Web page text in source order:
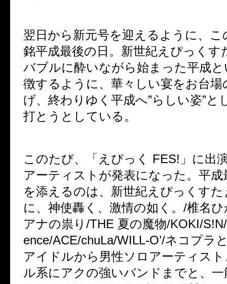
翌日から新元号を迎えるように、こ
銘平成最後の日。新世紀えぴっくす
バブルに酔いながら始まった平成
徴するように、華々しい宴をお台場
げ、終わりゆく平成へ”らしい姿”と
打とうとしている。
このたび、「えぴっく FES!」に出
アーティストが発表になった。平成
を添えるのは、 新世紀えぴっくすた
に、 神使轟く、激情の如く。/椎名
アナの祟り/THE 夏の魔物/KOKI/
ence/ACE/chuLa/WILL-O’/ネコプラ
アイドルから男性ソロアーティス
ル系にアクの強いバンドまでと、